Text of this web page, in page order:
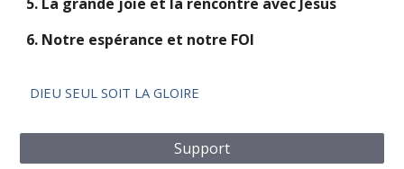
5. La grande joie et la rencontre avec Jésus
6. Notre espérance et notre FOI
DIEU SEUL SOIT LA GLOIRE
Support